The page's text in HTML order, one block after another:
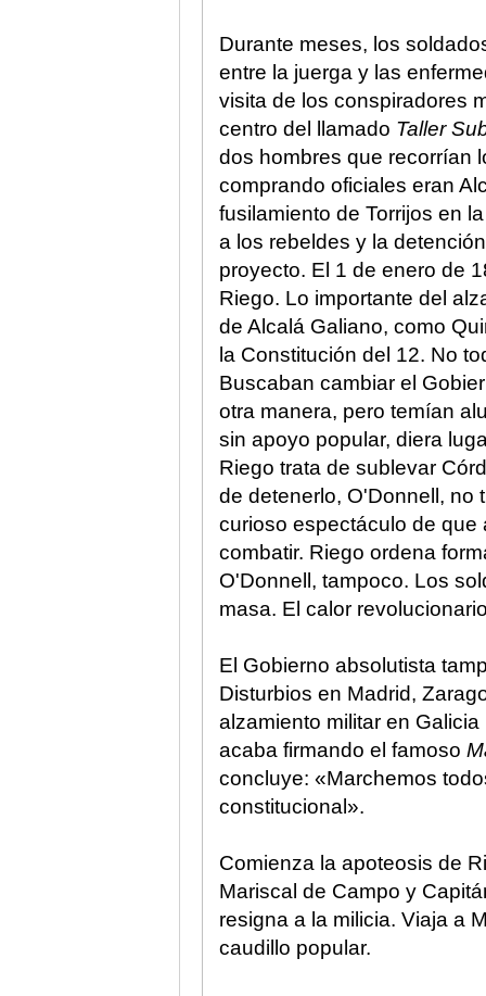
Durante meses, los
entre la juerga y las
visita de los conspiradores
centro del llamado Taller
dos hombres que recorrían
comprando oficiales eran
fusilamiento de Torrijos en
a los rebeldes y la
proyecto. El 1 de enero de
Riego. Lo importante del
de Alcalá Galiano, como
la Constitución del 12. No
Buscaban cambiar el
otra manera, pero temían
sin apoyo popular, diera
Riego trata de sublevar
de detenerlo, O'Donnell, no
curioso espectáculo de que
combatir. Riego ordena
O'Donnell, tampoco. Los
masa. El calor
El Gobierno absolutista
Disturbios en Madrid,
alzamiento militar en
acaba firmando el famoso
concluye: «Marchemos
constitucional».
Comienza la apoteosis de
Mariscal de Campo y
resigna a la milicia. Viaja a
caudillo popular.